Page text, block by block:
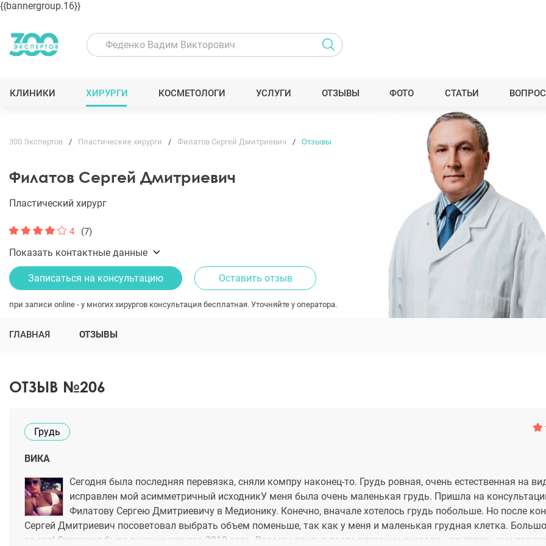
{{bannergroup.16}}
КЛИНИКИ ХИРУРГИ КОСМЕТОЛОГИ УСЛУГИ ОТЗЫВЫ ФОТО СТАТЬИ
300 Экспертов Пластические хирурги Филатов Сергей Дмитриевич Отзывы
Филатов Сергей Дмитриевич
Пластический хирург
4 (7)
Показать контактные данные
Записаться на консультацию Оставить отзыв
при записи online - у многих хирургов консультация бесплатная. Уточняйте у оператора.
ГЛАВНАЯ ОТЗЫВЫ
ОТЗЫВ №206
Грудь
ВИКА
Сегодня была последняя перевязка, сняли компру наконец-то. Грудь ровная, очень естественная на
исправлен мой асимметричный исходникУ меня была очень маленькая грудь. Пришла на
Филатову Сергею Дмитриевичу в Медионику. Конечно, вначале хотелось грудь побольше. Но после
Сергей Дмитриевич посоветовал выбрать объем поменьше, так как у меня и маленькая грудная клетка.
за это! Операция была в конце августа 2010 года. Все мои друзья после операции сказали, что теперь они